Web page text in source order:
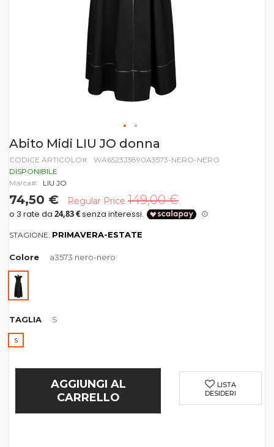
Vai
all'inizio
della
galleria
di
Abito Midi LIU JO donna
CODICE ARTICOLO
WA6523J3890A3573-NERO-NERO
DISPONIBILE
Marca
LIU JO
74,50 € Regular Price 149,00 €
STAGIONE: PRIMAVERA-ESTATE
Colore a3573 nero-nero
TAGLIA S
S
AGGIUNGI AL
CARRELLO
LISTA
DESIDERI